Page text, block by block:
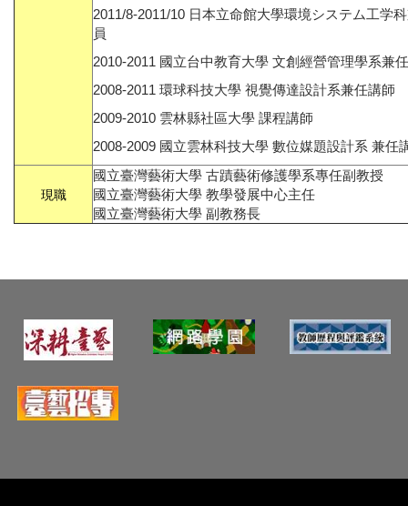
2011/8-2011/10 日本立命館大學環境システム工学
員
2010-2011 國立台中教育大學 文創經營管理學系兼
2008-2011 環球科技大學 視覺傳達設計系兼任講師
2009-2010 雲林縣社區大學 課程講師
2008-2009 國立雲林科技大學 數位媒題設計系 兼任
現職
國立臺灣藝術大學 古蹟藝術修護學系專任副教授
國立臺灣藝術大學 教學發展中心主任
國立臺灣藝術大學 副教務長